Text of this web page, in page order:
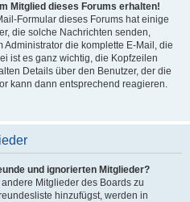
Mitglied dieses Forums erhalten!
Formular dieses Forums hat einige
die solche Nachrichten senden,
die komplette E-Mail, die
ist es ganz wichtig, die Kopfzeilen
Details über den Benutzer, der die
kann dann entsprechend reagieren.
und ignorierten Mitglieder?
Mitglieder des Boards zu
hinzufügst, werden in